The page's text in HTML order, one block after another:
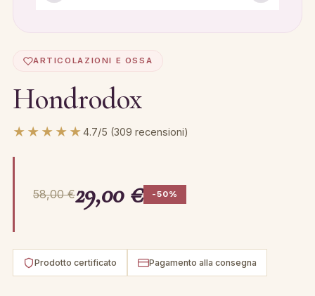
ARTICOLAZIONI E OSSA
Hondrodox
★★★★★4.7/5 (309 recensioni)
58,00 €29,00 € -50%
Prodotto certificato Pagamento alla consegna